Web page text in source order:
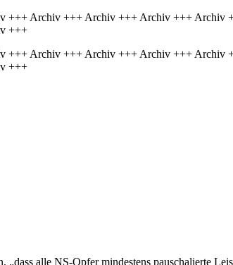
Archiv +++ Archiv +++ Archiv +++
+++
Archiv +++ Archiv +++ Archiv +++
+++
alle NS-Opfer mindestens pauschalierte